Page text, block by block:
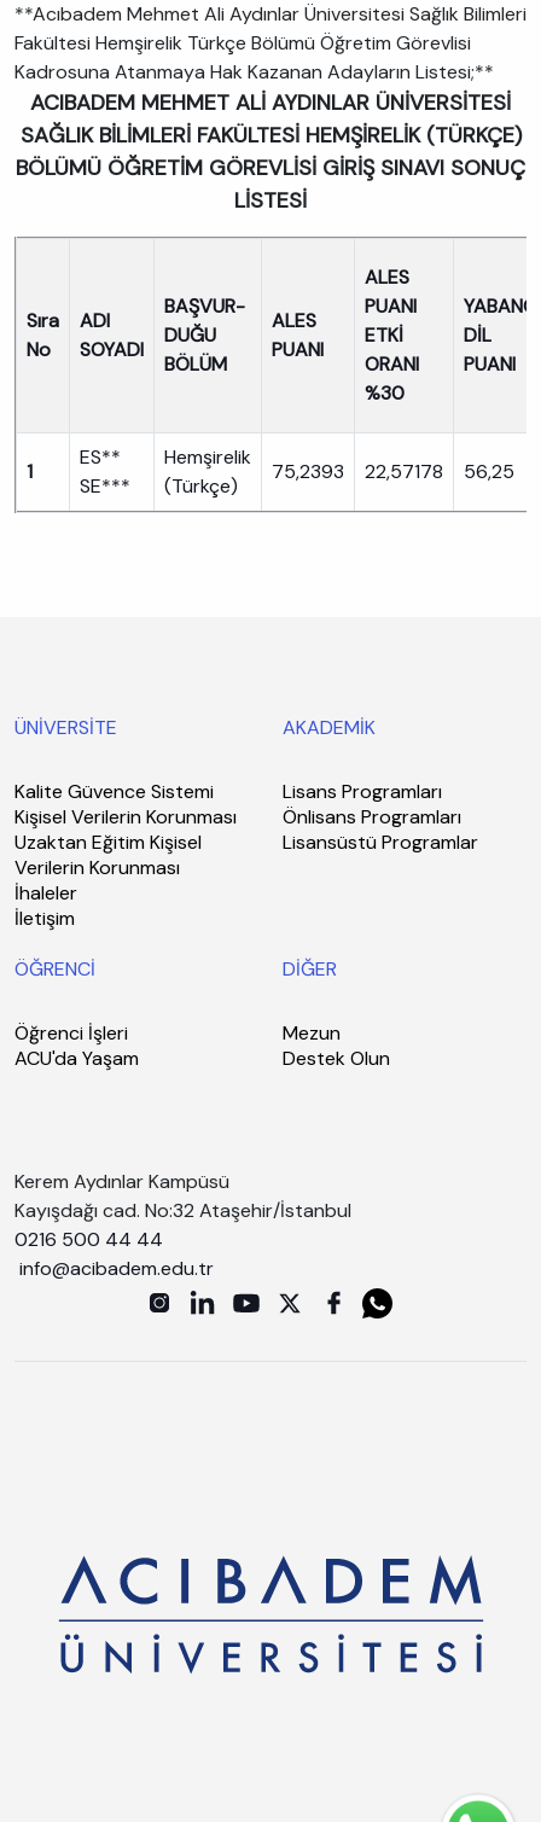
**Acıbadem Mehmet Ali Aydınlar Üniversitesi Sağlık Bilimleri
Fakültesi Hemşirelik Türkçe Bölümü Öğretim Görevlisi
Kadrosuna Atanmaya Hak Kazanan Adayların Listesi;**
ACIBADEM MEHMET ALİ AYDINLAR ÜNİVERSİTESİ
SAĞLIK BİLİMLERİ FAKÜLTESİ HEMŞİRELİK (TÜRKÇE)
BÖLÜMÜ ÖĞRETİM GÖREVLİSİ GİRİŞ SINAVI SONUÇ
LİSTESİ
Sıra
No
ADI
SOYADI
BAŞVUR-
DUĞU
BÖLÜM
ALES
PUANI
ALES
PUANI
ETKİ
ORANI
%30
YABANCI
DİL
PUANI
1
ES**
SE***
Hemşirelik
(Türkçe)
75,2393 22,57178 56,25
ÜNİVERSİTE
Kalite Güvence Sistemi
Kişisel Verilerin Korunması
Uzaktan Eğitim Kişisel
Verilerin Korunması
İhaleler
İletişim
AKADEMİK
Lisans Programları
Önlisans Programları
Lisansüstü Programlar
ÖĞRENCİ
Öğrenci İşleri
ACU'da Yaşam
DİĞER
Mezun
Destek Olun
Kerem Aydınlar Kampüsü
Kayışdağı cad. No:32 Ataşehir/İstanbul
0216 500 44 44
info@acibadem.edu.tr